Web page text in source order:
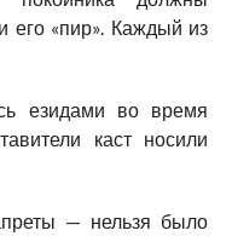
его «пир». Каждый из
езидами во время
каст носили
— нельзя было